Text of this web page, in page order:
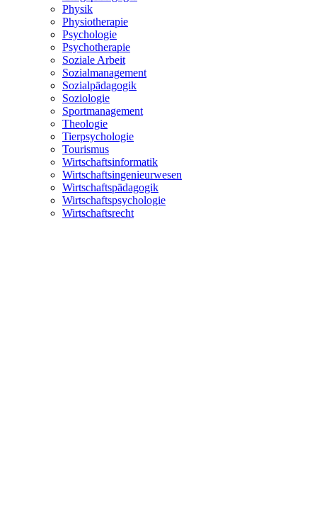
Physik
Physiotherapie
Psychologie
Psychotherapie
Soziale Arbeit
Sozialmanagement
Sozialpädagogik
Soziologie
Sportmanagement
Theologie
Tierpsychologie
Tourismus
Wirtschaftsinformatik
Wirtschaftsingenieurwesen
Wirtschaftspädagogik
Wirtschaftspsychologie
Wirtschaftsrecht